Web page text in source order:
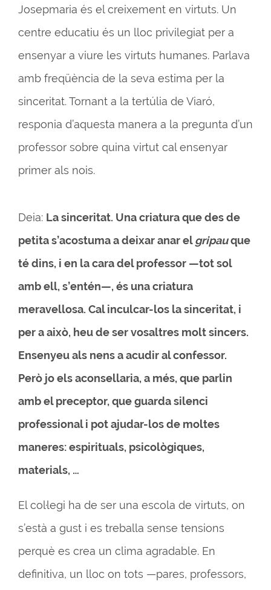
Josepmaria és el creixement en virtuts. Un
centre educatiu és un lloc privilegiat per a
ensenyar a viure les virtuts humanes. Parlava
amb freqüència de la seva estima per la
sinceritat. Tornant a la tertúlia de Viaró,
responia d’aquesta manera a la pregunta d’un
professor sobre quina virtut cal ensenyar
primer als nois.
Deia: La sinceritat. Una criatura que des de
petita s’acostuma a deixar anar elgripauque
té dins, i en la cara del professor —tot sol
amb ell, s’entén—, és una criatura
meravellosa. Cal inculcar-los la sinceritat, i
per a això, heu de ser vosaltres molt sincers.
Ensenyeu als nens a acudir al confessor.
Però jo els aconsellaria, a més, que parlin
amb el preceptor, que guarda silenci
professional i pot ajudar-los de moltes
maneres: espirituals, psicològiques,
materials, …
El col·legi ha de ser una escola de virtuts, on
s’està a gust i es treballa sense tensions
perquè es crea un clima agradable. En
definitiva, un lloc on tots —pares, professors,